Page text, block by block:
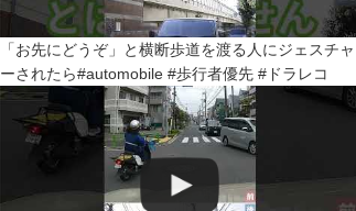
「お先にどうぞ」と横断歩道を渡る人にジェスチャ
ーされたら#automobile #歩行者優先 #ドラレコ